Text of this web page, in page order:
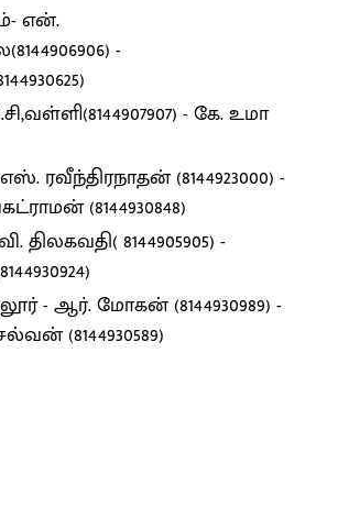
என்.
-
- கே. உமா
ரவீந்திரநாதன் (8144923000) -
(8144930848)
திலகவதி( 8144905905) -
- ஆர். மோகன் (8144930989) -
(8144930589)